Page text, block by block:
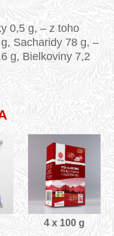
0,5 g, – z toho
Sacharidy 78 g, –
g, Bielkoviny 7,2
4 x 100 g